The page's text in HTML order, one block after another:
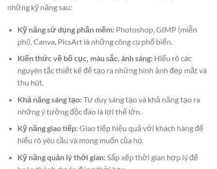
những kỹ năng sau:
Kỹ năng sử dụng phần mềm:Photoshop, GIMP (miễn
phí), Canva, PicsArt là những công cụ phổ biến.
Kiến thức về bố cục, màu sắc, ánh sáng:Hiểu rõ các
nguyên tắc thiết kế để tạo ra những hình ảnh đẹp mắt và
thu hút.
Khả năng sáng tạo:Tư duy sáng tạo và khả năng tạo ra
những ý tưởng độc đáo là lợi thế lớn.
Kỹ năng giao tiếp:Giao tiếp hiệu quả với khách hàng để
hiểu rõ yêu cầu và mong muốn của họ.
Kỹ năng quản lý thời gian:Sắp xếp thời gian hợp lý để